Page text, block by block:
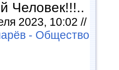
Человек!!!..
2023, 10:02 //
- Общество